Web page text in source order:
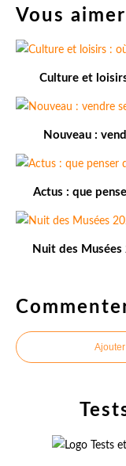
Vous
Culture et
Nouveau :
Actus : que
Nuit des